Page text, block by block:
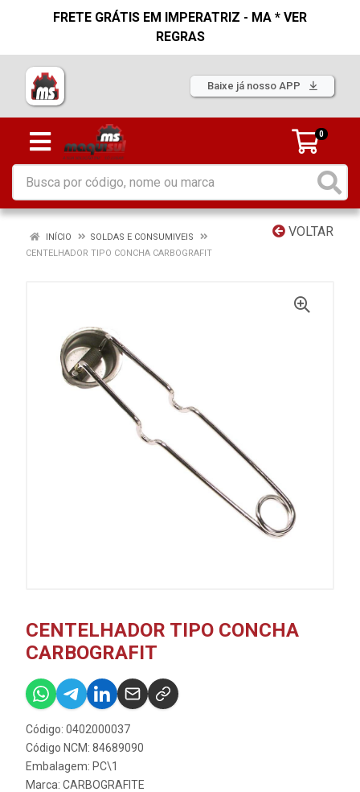
FRETE GRÁTIS EM IMPERATRIZ - MA * VER
REGRAS
Baixe já nosso APP
0
VOLTAR
INÍCIO
SOLDAS E CONSUMIVEIS
CENTELHADOR TIPO CONCHA CARBOGRAFIT
CENTELHADOR TIPO CONCHA
CARBOGRAFIT
Código: 0402000037
Código NCM: 84689090
Embalagem: PC\1
Marca: CARBOGRAFITE